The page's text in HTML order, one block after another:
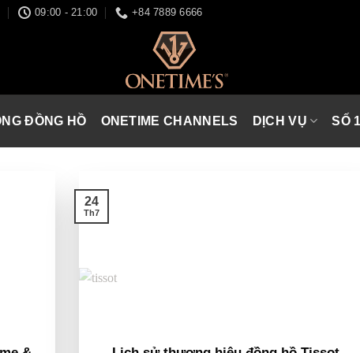
09:00 - 21:00 +84 7889 6666
ĐỒNG HỒ ONETIME CHANNELS DỊCH VỤ SỐ
24
Th7